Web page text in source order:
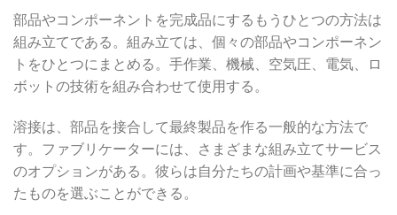
部品やコンポーネントを完成品にするもうひとつの方法は
組み立てである。組み立ては、個々の部品やコンポーネン
トをひとつにまとめる。手作業、機械、空気圧、電気、ロ
ボットの技術を組み合わせて使用する。
溶接は、部品を接合して最終製品を作る一般的な方法で
す。ファブリケーターには、さまざまな組み立てサービス
のオプションがある。彼らは自分たちの計画や基準に合っ
たものを選ぶことができる。